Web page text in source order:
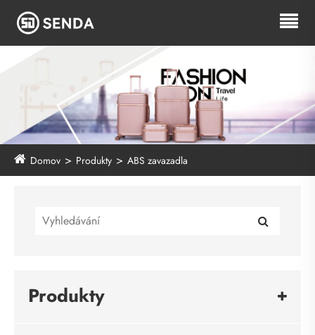
Domov Produkty ABS zavazadla
Produkty